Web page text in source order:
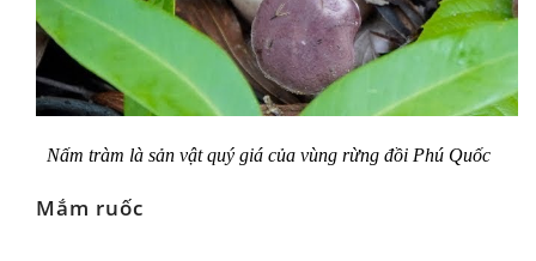
Nấm tràm là sản vật quý giá của vùng rừng đồi Phú Quốc
Mắm ruốc